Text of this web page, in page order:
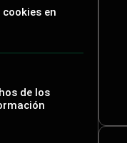
en
de los